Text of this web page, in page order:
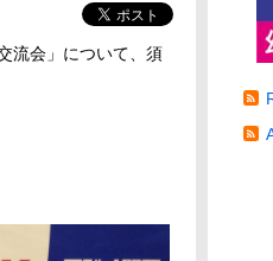
流会」について、須